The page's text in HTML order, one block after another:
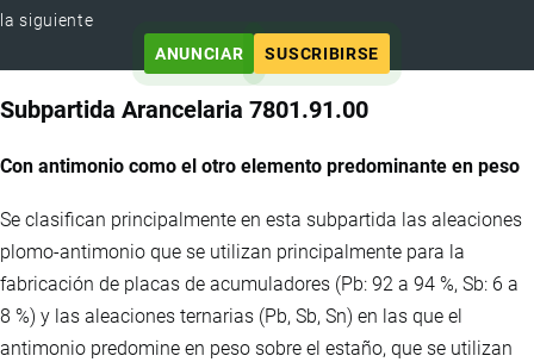
la siguiente
ANUNCIAR
SUSCRIBIRSE
Subpartida Arancelaria 7801.91.00
Con antimonio como el otro elemento predominante en peso
Se clasifican principalmente en esta subpartida las aleaciones
plomo-antimonio que se utilizan principalmente para la
fabricación de placas de acumuladores (Pb: 92 a 94 %, Sb: 6 a
8 %) y las aleaciones ternarias (Pb, Sb, Sn) en las que el
antimonio predomine en peso sobre el estaño, que se utilizan